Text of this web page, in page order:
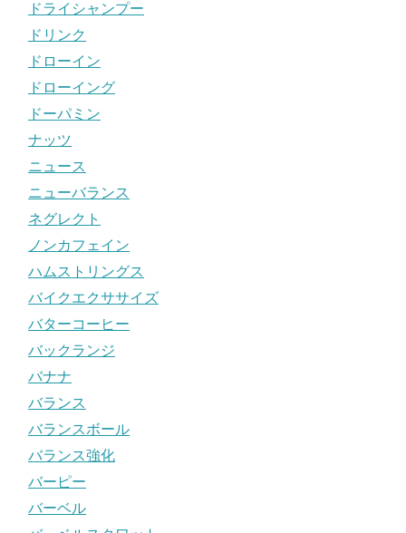
ドライシャンプー
ドリンク
ドローイン
ドローイング
ドーパミン
ナッツ
ニュース
ニューバランス
ネグレクト
ノンカフェイン
ハムストリングス
バイクエクササイズ
バターコーヒー
バックランジ
バナナ
バランス
バランスボール
バランス強化
バーピー
バーベル